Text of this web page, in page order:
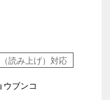
読み上げ）対応
ブンコ